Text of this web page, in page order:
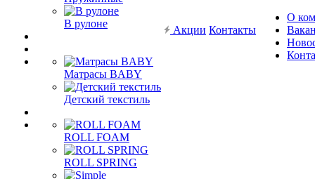
В рулоне
Матрасы BABY
Детский текстиль
ROLL FOAM
ROLL SPRING
Акции Контакты
О